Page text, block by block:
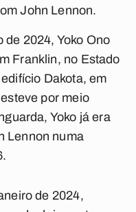
John Lennon.
de 2024, Yoko Ono
Franklin, no Estado
Dakota, em
por meio
Yoko já era
Lennon numa
de 2024,